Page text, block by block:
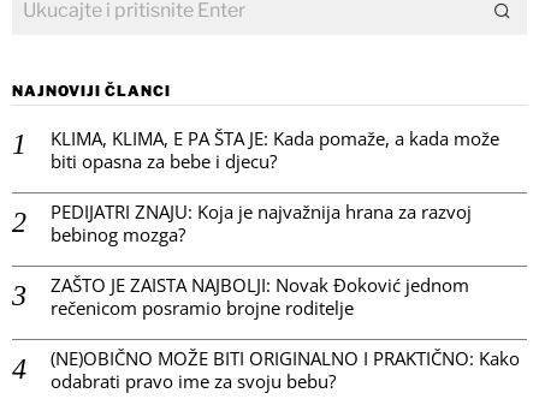
NAJNOVIJI ČLANCI
KLIMA, KLIMA, E PA ŠTA JE: Kada pomaže, a kada može
biti opasna za bebe i djecu?
PEDIJATRI ZNAJU: Koja je najvažnija hrana za razvoj
bebinog mozga?
ZAŠTO JE ZAISTA NAJBOLJI: Novak Đoković jednom
rečenicom posramio brojne roditelje
(NE)OBIČNO MOŽE BITI ORIGINALNO I PRAKTIČNO: Kako
odabrati pravo ime za svoju bebu?